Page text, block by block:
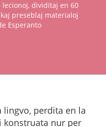
dividitaj en 60
preseblaj materialoj
Esperanto
perdita en la
konstruata nur per